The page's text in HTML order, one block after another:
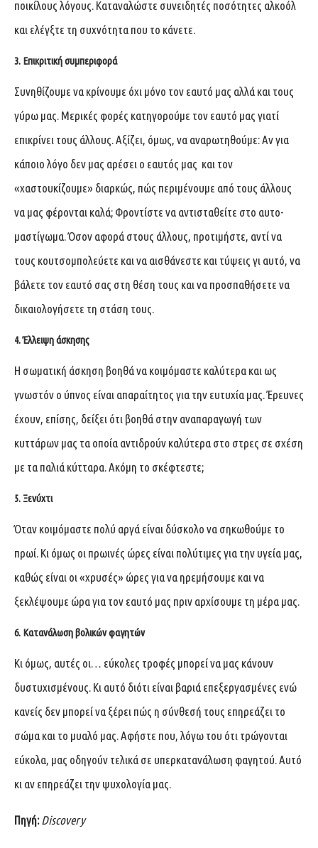
ποικίλους λόγους. Καταναλώστε συνειδητές ποσότητες αλκοόλ
και ελέγξτε τη συχνότητα που το κάνετε.
3. Επικριτική συμπεριφορά
Συνηθίζουμε να κρίνουμε όχι μόνο τον εαυτό μας αλλά και τους
γύρω μας. Μερικές φορές κατηγορούμε τον εαυτό μας γιατί
επικρίνει τους άλλους. Αξίζει, όμως, να αναρωτηθούμε: Αν για
κάποιο λόγο δεν μας αρέσει ο εαυτός μας και τον
«χαστουκίζουμε» διαρκώς, πώς περιμένουμε από τους άλλους
να μας φέρονται καλά; Φροντίστε να αντισταθείτε στο αυτο-
μαστίγωμα. Όσον αφορά στους άλλους, προτιμήστε, αντί να
τους κουτσομπολεύετε και να αισθάνεστε και τύψεις γι αυτό, να
βάλετε τον εαυτό σας στη θέση τους και να προσπαθήσετε να
δικαιολογήσετε τη στάση τους.
4. Έλλειψηάσκησης
Η σωματική άσκηση βοηθά να κοιμόμαστε καλύτερα και ως
γνωστόν ο ύπνος είναι απαραίτητος για την ευτυχία μας. Έρευνες
έχουν, επίσης, δείξει ότι βοηθά στην αναπαραγωγή των
κυττάρων μας τα οποία αντιδρούν καλύτερα στο στρες σε σχέση
με τα παλιά κύτταρα. Ακόμη το σκέφτεστε;
5. Ξενύχτι
Όταν κοιμόμαστε πολύ αργά είναι δύσκολο να σηκωθούμε το
πρωί. Κι όμως οι πρωινές ώρες είναι πολύτιμες για την υγεία μας,
καθώς είναι οι «χρυσές» ώρες για να ηρεμήσουμε και να
ξεκλέψουμε ώρα για τον εαυτό μας πριν αρχίσουμε τη μέρα μας.
6. Κατανάλωσηβολικώνφαγητών
Κι όμως, αυτές οι… εύκολες τροφές μπορεί να μας κάνουν
δυστυχισμένους. Κι αυτό διότι είναι βαριά επεξεργασμένες ενώ
κανείς δεν μπορεί να ξέρει πώς η σύνθεσή τους επηρεάζει το
σώμα και το μυαλό μας. Αφήστε που, λόγω του ότι τρώγονται
εύκολα, μας οδηγούν τελικά σε υπερκατανάλωση φαγητού. Αυτό
κι αν επηρεάζει την ψυχολογία μας.
Πηγή: Discovery